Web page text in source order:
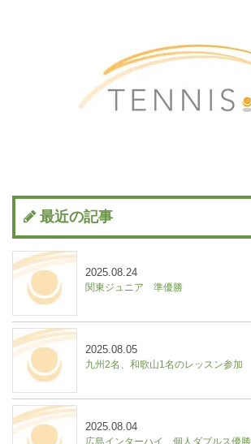
最近の記事
関東ジュニア 準優勝
2025.08.24
九州2名、和歌山1名のレッスン参加
2025.08.05
広島インターハイ 個人ダブルス優勝
2025.08.04